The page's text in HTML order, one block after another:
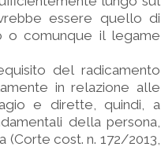
essere quello di
o comunque il legame
del radicamento
in relazione alle
e dirette, quindi, a
della persona,
cost. n. 172/2013,